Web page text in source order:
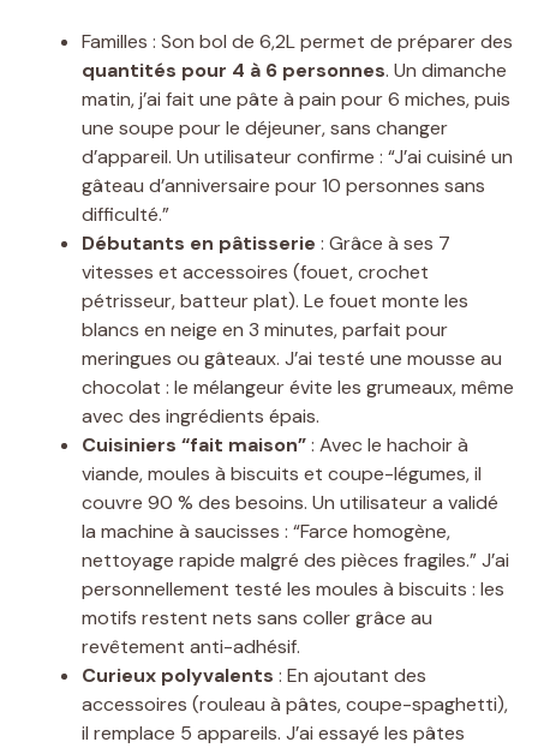
Familles : Son bol de 6,2L permet de préparer des
quantités pour 4 à 6 personnes. Un dimanche
matin, j’ai fait une pâte à pain pour 6 miches, puis
une soupe pour le déjeuner, sans changer
d’appareil. Un utilisateur confirme : “J’ai cuisiné un
gâteau d’anniversaire pour 10 personnes sans
difficulté.”
Débutants en pâtisserie : Grâce à ses 7
vitesses et accessoires (fouet, crochet
pétrisseur, batteur plat). Le fouet monte les
blancs en neige en 3 minutes, parfait pour
meringues ou gâteaux. J’ai testé une mousse au
chocolat : le mélangeur évite les grumeaux, même
avec des ingrédients épais.
Cuisiniers “fait maison”: Avec le hachoir à
viande, moules à biscuits et coupe-légumes, il
couvre 90 % des besoins. Un utilisateur a validé
la machine à saucisses : “Farce homogène,
nettoyage rapide malgré des pièces fragiles.” J’ai
personnellement testé les moules à biscuits : les
motifs restent nets sans coller grâce au
revêtement anti-adhésif.
Curieux polyvalents : En ajoutant des
accessoires (rouleau à pâtes, coupe-spaghetti),
il remplace 5 appareils. J’ai essayé les pâtes